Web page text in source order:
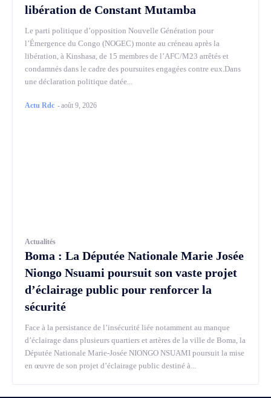
libération de Constant Mutamba
Le parti politique d’opposition Nouvelle Génération pour
l’Émergence du Congo (NOGEC) monte au créneau après la
libération, à Kinshasa, de 15 membres de l’AFC/M23 arrêtés et
condamnés dans le cadre des poursuites engagées contre eux.Dans
une déclaration politique datée...
Actu Rdc -août 9, 2026
Actualités
Boma : La Députée Nationale Marie Josée
Niongo Nsuami poursuit son vaste projet
d’éclairage public pour renforcer la
sécurité
Face à la persistance de l’insécurité liée notamment au manque
d’éclairage dans plusieurs quartiers et artères de la ville de Boma, la
Députée Nationale Marie-Josée NIONGO NSUAMI poursuit la mise
en œuvre de son projet d’éclairage public destiné à...